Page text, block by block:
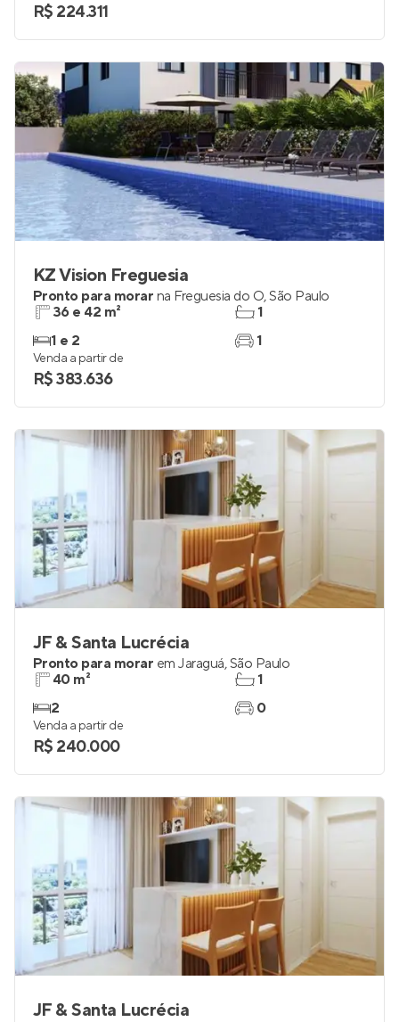
R$ 224.311
KZ Vision Freguesia
Pronto para morar na Freguesia do Ó,São Paulo
36 e 42 m²
1 e 2
1
1
Venda a partir de
R$ 383.636
JF & Santa Lucrécia
Pronto para morar em Jaraguá,São Paulo
40 m²
2
1
0
Venda a partir de
R$ 240.000
JF & Santa Lucrécia